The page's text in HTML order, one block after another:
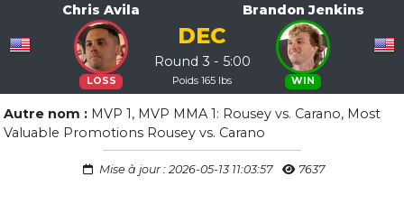
Chris Avila
LOSS
Brandon Jenkins
WIN
DEC
Round 3 - 5:00
Poids 165 lbs
Autre nom : MVP 1, MVP MMA 1: Rousey vs. Carano, Most
Valuable Promotions Rousey vs. Carano
Mise à jour : 2026-05-13 11:03:57 7637